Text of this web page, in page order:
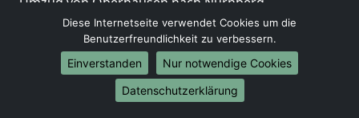
Umzug von Oberhausen nach Duisburg
Umzug von Oberhausen nach Bochum
Umzug von Oberhausen nach Wuppertal
Umzug von Oberhausen nach Bielefeld
Umzug von Oberhausen nach Bonn
Diese Internetseite verwendet Cookies um die
Benutzerfreundlichkeit zu verbessern.
Einverstanden
Nur notwendige Cookies
Datenschutzerklärung